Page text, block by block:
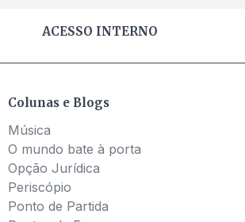
ACESSO INTERNO
Colunas e Blogs
Música
O mundo bate à porta
Opção Jurídica
Periscópio
Ponto de Partida